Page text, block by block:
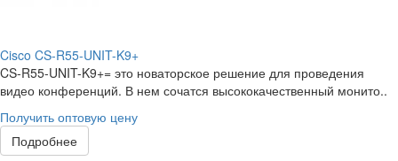
Cisco CS-R55-UNIT-K9+
CS-R55-UNIT-K9+= это новаторское решение для проведения
видео конференций. В нем сочатся высококачественный монито..
Получить оптовую цену
Подробнее